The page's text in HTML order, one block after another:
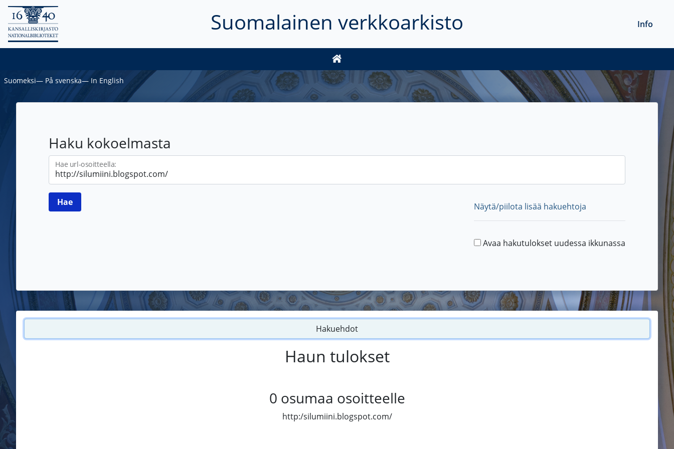
Suomalainen verkkoarkisto Info
Suomeksi― På svenska― In English
Haku kokoelmasta
Hae url-osoitteella:
Näytä/piilota lisää hakuehtoja
Avaa hakutulokset uudessa ikkunassa
Hakuehdot
Haun tulokset
0 osumaa osoitteelle
http:/silumiini.blogspot.com/